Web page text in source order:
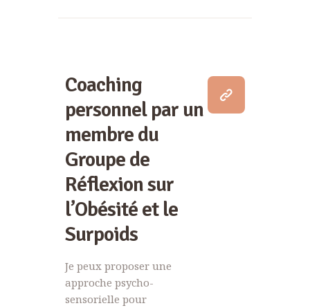
Coaching
personnel par un
membre du
Groupe de
Réflexion sur
l’Obésité et le
Surpoids
Je peux proposer une
approche psycho-
sensorielle pour